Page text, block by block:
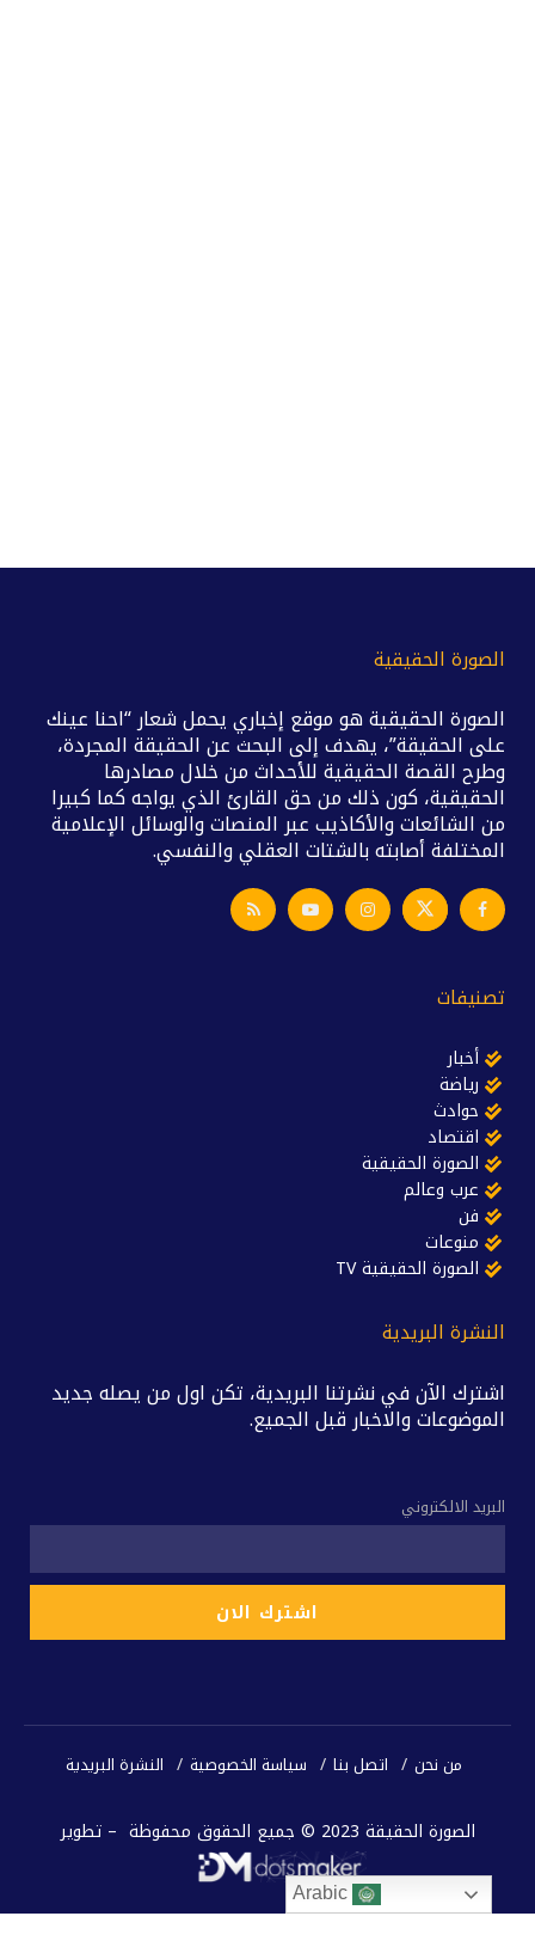
الصورة الحقيقية
الصورة الحقيقية هو موقع إخباري يحمل شعار “احنا عينك
على الحقيقة”، يهدف إلى البحث عن الحقيقة المجردة،
وطرح القصة الحقيقية للأحداث من خلال مصادرها
الحقيقية، كون ذلك من حق القارئ الذي يواجه كما كبيرا
من الشائعات والأكاذيب عبر المنصات والوسائل الإعلامية
المختلفة أصابته بالشتات العقلي والنفسي.
تصنيفات
أخبار
رياضة
حوادث
اقتصاد
الصورة الحقيقية
عرب وعالم
فن
منوعات
الصورة الحقيقية TV
النشرة البريدية
اشترك الآن في نشرتنا البريدية، تكن اول من يصله جديد
الموضوعات والاخبار قبل الجميع.
البريد الالكتروني
من نحن اتصل بنا سياسة الخصوصية النشرة البريدية
الصورة الحقيقة 2023 © جميع الحقوق محفوظة – تطوير